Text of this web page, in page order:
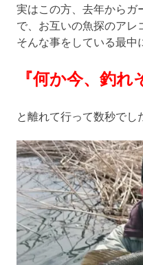
実はこの方、去年からガ
で、お互いの魚探のアレ
そんな事をしている最中
『何か今、釣れ
と離れて行って数秒でし